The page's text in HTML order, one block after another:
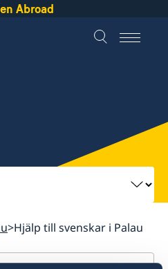
Abroad
Hjälp till svenskar i Palau